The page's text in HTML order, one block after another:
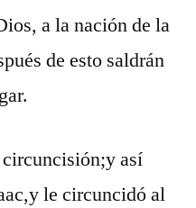
a la nación de la
de esto saldrán
así
le circuncidó al